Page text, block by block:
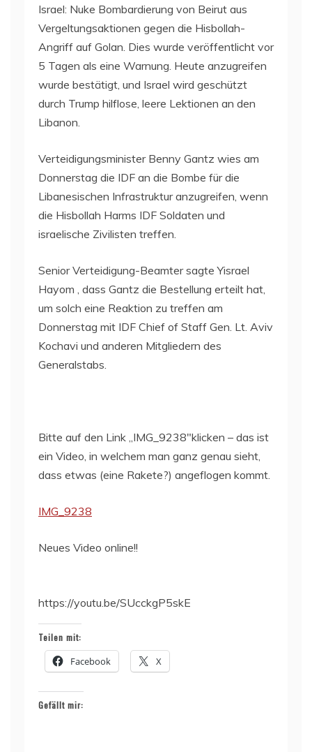
Israel: Nuke Bombardierung von Beirut aus
Vergeltungsaktionen gegen die Hisbollah-
Angriff auf Golan. Dies wurde veröffentlicht vor
5 Tagen als eine Warnung. Heute anzugreifen
wurde bestätigt, und Israel wird geschützt
durch Trump hilflose, leere Lektionen an den
Libanon.
Verteidigungsminister Benny Gantz wies am
Donnerstag die IDF an die Bombe für die
Libanesischen Infrastruktur anzugreifen, wenn
die Hisbollah Harms IDF Soldaten und
israelische Zivilisten treffen.
Senior Verteidigung-Beamter sagte Yisrael
Hayom , dass Gantz die Bestellung erteilt hat,
um solch eine Reaktion zu treffen am
Donnerstag mit IDF Chief of Staff Gen. Lt. Aviv
Kochavi und anderen Mitgliedern des
Generalstabs.
Bitte auf den Link „IMG_9238″klicken – das ist
ein Video, in welchem man ganz genau sieht,
dass etwas (eine Rakete?) angeflogen kommt.
IMG_9238
Neues Video online!!
https://youtu.be/SUcckgP5skE
Teilen mit:
Facebook X
Gefällt mir: